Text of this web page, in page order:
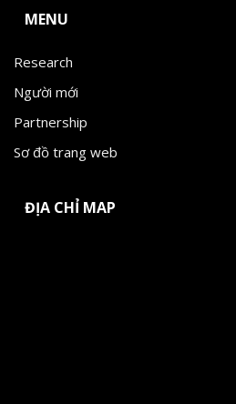
MENU
Research
Người mới
Partnership
Sơ đồ trang web
ĐỊA CHỈ MAP